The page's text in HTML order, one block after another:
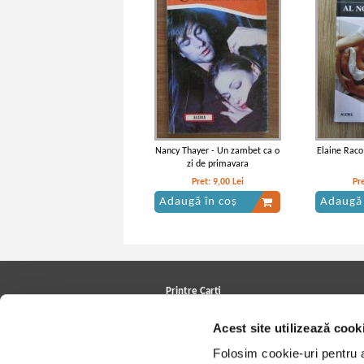
Acest site utilizează
Folosim cookie-uri pentru
Nancy Thayer - Un zambet ca o
zi de primavara
Pret: 9,00 Lei
Adaugă în coș
Elaine
Printre Carti